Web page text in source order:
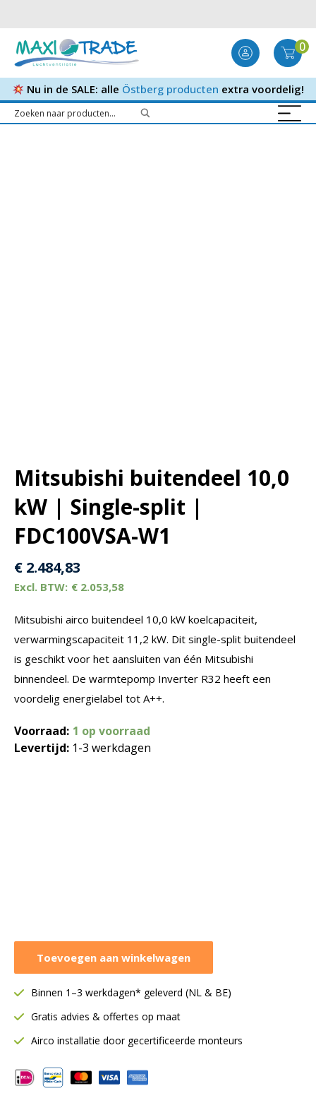
0
Nu in de SALE: alle Östberg producten extra voordelig!
Mitsubishi buitendeel 10,0
kW | Single-split |
FDC100VSA-W1
€ 2.484,83
€ 2.053,58
Mitsubishi airco buitendeel 10,0 kW koelcapaciteit,
verwarmingscapaciteit 11,2 kW. Dit single-split buitendeel
is geschikt voor het aansluiten van één Mitsubishi
binnendeel. De warmtepomp Inverter R32 heeft een
voordelig energielabel tot A++.
Voorraad: 1 op voorraad
Levertijd: 1-3 werkdagen
buitendeel
kW
|
Single-
|
FDC100VSA-
Toevoegen aan winkelwagen
Binnen 1–3 werkdagen* geleverd (NL & BE)
Gratis advies & offertes op maat
Airco installatie door gecertificeerde monteurs